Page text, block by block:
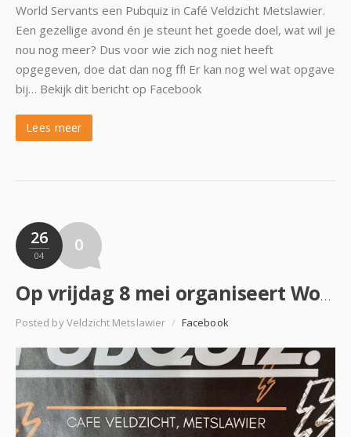
World Servants een Pubquiz in Café Veldzicht Metslawier.
Een gezellige avond én je steunt het goede doel, wat wil je
nou nog meer? Dus voor wie zich nog niet heeft
opgegeven, doe dat dan nog ff! Er kan nog wel wat opgave
bij… Bekijk dit bericht op Facebook
Lees meer
26
04
0
Op vrijdag 8 mei organiseert World Servants een Pubquiz in Café Veldzicht Metslawier. De opbrengst v…
Posted by Veldzicht Metslawier / Facebook